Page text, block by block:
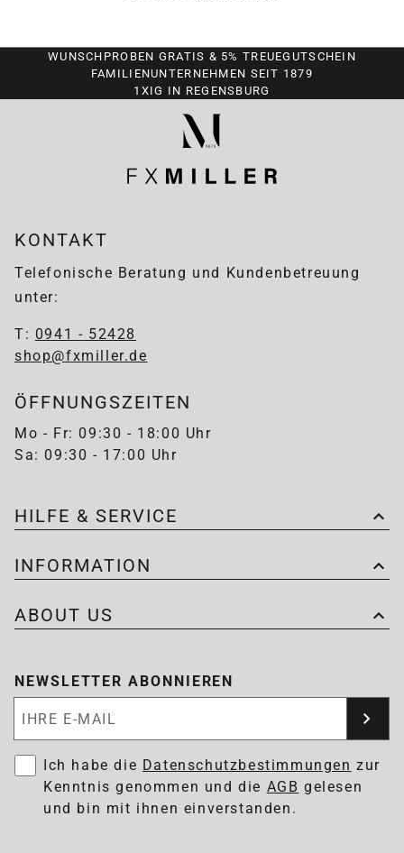
WUNSCHPROBEN GRATIS & 5% TREUEGUTSCHEIN
FAMILIENUNTERNEHMEN SEIT 1879
1XIG IN REGENSBURG
KONTAKT
Telefonische Beratung und Kundenbetreuung
unter:
T: 0941 - 52428
shop@fxmiller.de
ÖFFNUNGSZEITEN
Mo - Fr: 09:30 - 18:00 Uhr
Sa: 09:30 - 17:00 Uhr
HILFE & SERVICE
INFORMATION
ABOUT US
NEWSLETTER ABONNIEREN
Ich habe die Datenschutzbestimmungen zur
Kenntnis genommen und die AGB gelesen
und bin mit ihnen einverstanden.